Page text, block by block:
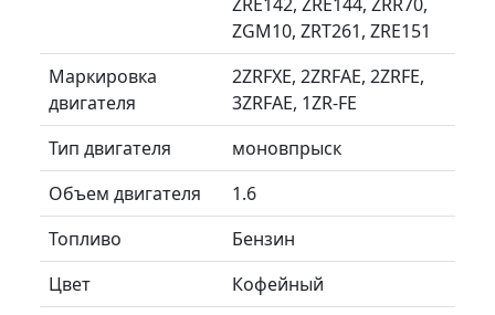
ZGM10, ZRT261, ZRE151
Маркировка
двигателя
2ZRFXE, 2ZRFAE, 2ZRFE,
3ZRFAE, 1ZR-FE
Тип двигателя
моновпрыск
Объем двигателя
1.6
Топливо
Бензин
Цвет
Кофейный